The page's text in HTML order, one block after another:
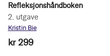
Refleksjonshåndboken
2. utgave
Kristin Bie
kr 299